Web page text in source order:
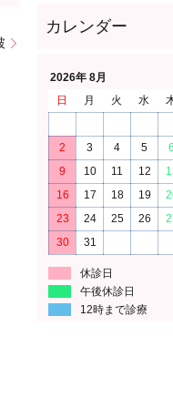
2026年 8月
日
月 火 水
2
3 4 5 6
9
10 11 12
16
17 18 19
23
24 25 26
30
31
休診日
午後休診日
12時まで診療